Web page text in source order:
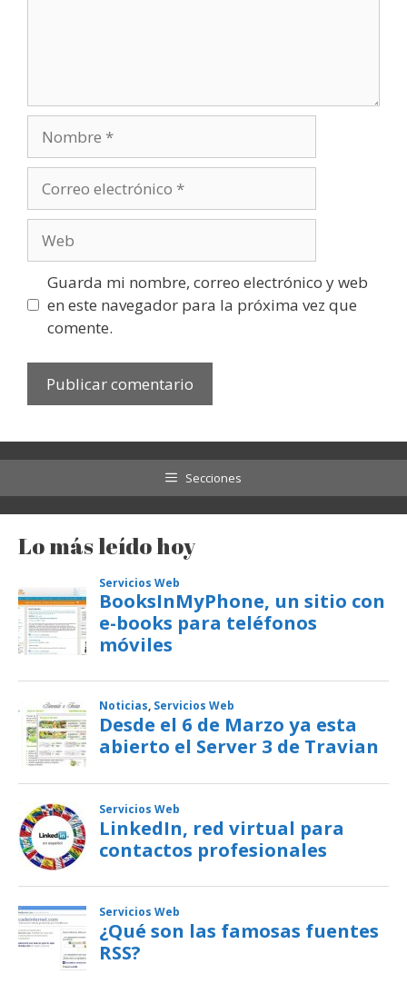
electrónico
Guarda mi nombre, correo electrónico y web
en este navegador para la próxima vez que
comente.
Secciones
Lo más leído hoy